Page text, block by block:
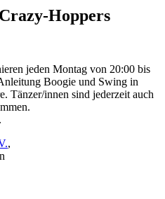
Hoppers
jeden Montag von 20:00 bis
Boogie und Swing in
Tänzer/innen sind jederzeit auch
,